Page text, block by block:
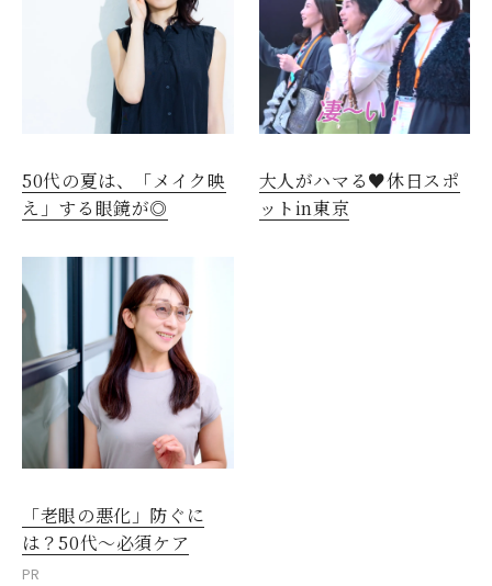
50代の夏は、「メイク映
え」する眼鏡が◎
大人がハマる♥休日スポ
ットin東京
「老眼の悪化」防ぐに
は？50代～必須ケア
PR